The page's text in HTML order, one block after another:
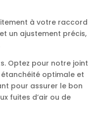
à votre raccord
un ajustement précis,
Optez pour notre joint
optimale et
pour assurer le bon
fuites d’air ou de